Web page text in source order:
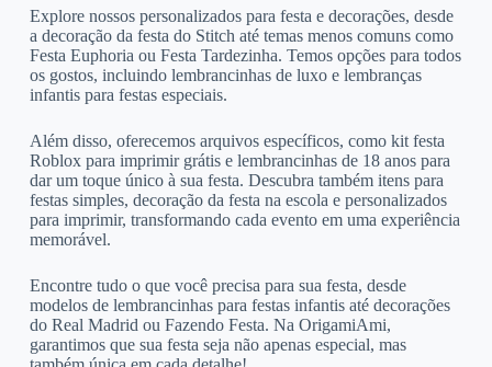
Explore nossos personalizados para festa e decorações, desde
a decoração da festa do Stitch até temas menos comuns como
Festa Euphoria ou Festa Tardezinha. Temos opções para todos
os gostos, incluindo lembrancinhas de luxo e lembranças
infantis para festas especiais.
Além disso, oferecemos arquivos específicos, como kit festa
Roblox para imprimir grátis e lembrancinhas de 18 anos para
dar um toque único à sua festa. Descubra também itens para
festas simples, decoração da festa na escola e personalizados
para imprimir, transformando cada evento em uma experiência
memorável.
Encontre tudo o que você precisa para sua festa, desde
modelos de lembrancinhas para festas infantis até decorações
do Real Madrid ou Fazendo Festa. Na OrigamiAmi,
garantimos que sua festa seja não apenas especial, mas